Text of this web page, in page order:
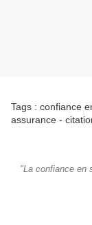
Tags : confiance
assurance -
"La confiance en